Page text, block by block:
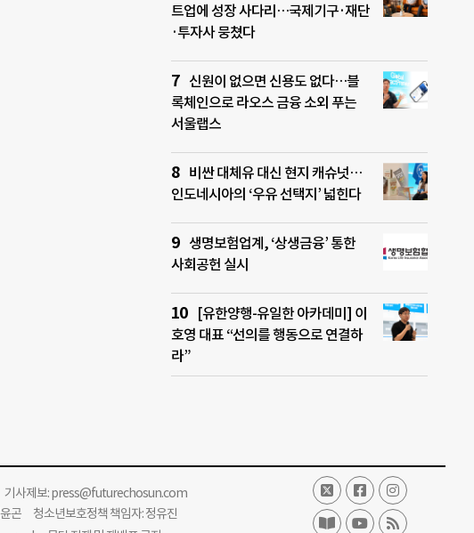
트업에 성장 사다리…국제기구·재단
·투자사 뭉쳤다
신원이 없으면 신용도 없다…블
록체인으로 라오스 금융 소외 푸는
서울랩스
비싼 대체유 대신 현지 캐슈넛…
인도네시아의 ‘우유 선택지’ 넓힌다
생명보험업계, ‘상생금융’ 통한
사회공헌 실시
[유한양행-유일한 아카데미] 이
호영 대표 “선의를 행동으로 연결하
라”
사제보:press@futurechosun.com
곤 청소년보호정책 책임자: 정유진